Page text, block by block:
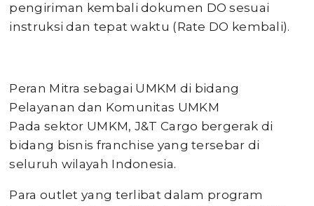
pengiriman kembali dokumen DO sesuai
instruksi dan tepat waktu (Rate DO kembali).
Peran Mitra sebagai UMKM di bidang
Pelayanan dan Komunitas UMKM
Pada sektor UMKM, J&T Cargo bergerak di
bidang bisnis franchise yang tersebar di
seluruh wilayah Indonesia.
Para outlet yang terlibat dalam program